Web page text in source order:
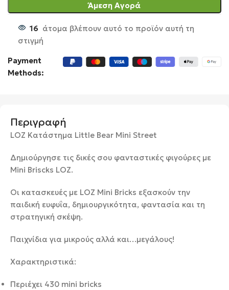
Άμεση Αγορά
16 άτομα βλέπουν αυτό το προϊόν αυτή τη
στιγμή
Payment
Methods:
Περιγραφή
LOZ Κατάστημα Little Bear Mini Street
Δημιούργησε τις δικές σου φανταστικές φιγούρες με
Mini Briscks LOZ.
Οι κατασκευές με LOZ Mini Bricks εξασκούν την
παιδική ευφυΐα, δημιουργικότητα, φαντασία και τη
στρατηγική σκέψη.
Παιχνίδια για μικρούς αλλά και…μεγάλους!
Χαρακτηριστικά:
Περιέχει 430 mini bricks